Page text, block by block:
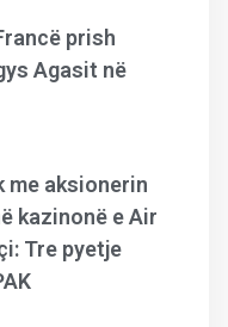
prish
Agasit në
me aksionerin
kazinonë e Air
Tre pyetje